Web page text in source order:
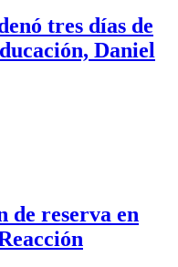
tres días de
Daniel
de reserva en